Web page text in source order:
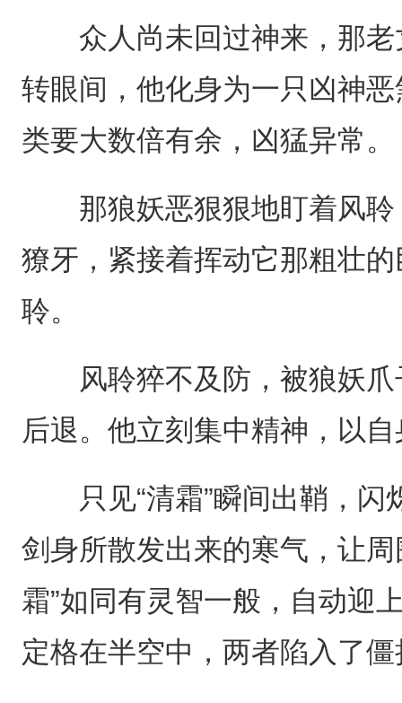
众人尚未回过神来，那老
转眼间，他化身为一只凶神
类要大数倍有余，凶猛异常。
那狼妖恶狠狠地盯着风聆
獠牙，紧接着挥动它那粗壮
聆。
风聆猝不及防，被狼妖爪
后退。他立刻集中精神，以
只见“清霜”瞬间出鞘，闪
剑身所散发出来的寒气，让
霜”如同有灵智一般，自动迎
定格在半空中，两者陷入了